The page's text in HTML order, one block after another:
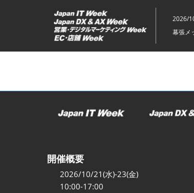
ッ
2026/
幕張メ
開催概要
2026/10/21(水)-23(金)
10:00-17:00